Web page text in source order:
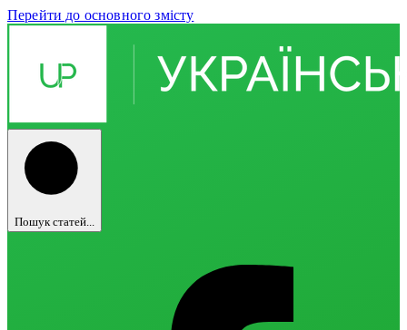
Перейти до основного змісту
Пошук статей...